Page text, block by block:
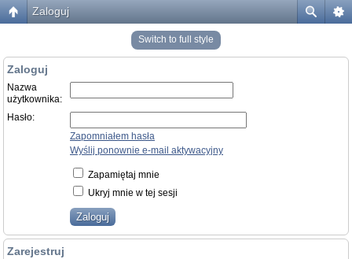
Zaloguj
Switch to full style
Zaloguj
Nazwa
użytkownika:
Hasło:
Zapomniałem hasła
Wyślij ponownie e-mail aktywacyjny
Zapamiętaj mnie
Ukryj mnie w tej sesji
Zarejestruj